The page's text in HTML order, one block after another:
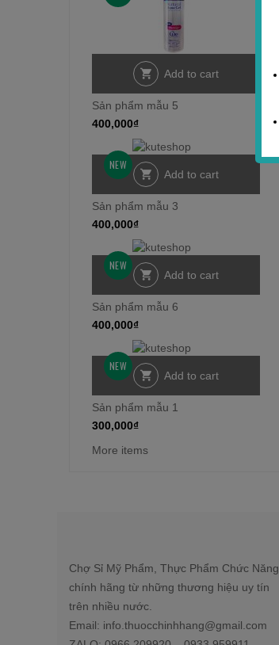
Add to cart
Sản phẩm mẫu 5
400,000₫
NEW
Add to cart
Sản phẩm mẫu 3
400,000₫
NEW
Add to cart
Sản phẩm mẫu 6
400,000₫
NEW
Add to cart
Sản phẩm mẫu 1
300,000₫
More items
Chợ Sỉ Mỹ Phẩm, Thực Phẩm Chức Năng
chính hãng từ những thương hiệu uy tín
trên nhiều nước.
Email: info.thuocchinhhang@gmail.com